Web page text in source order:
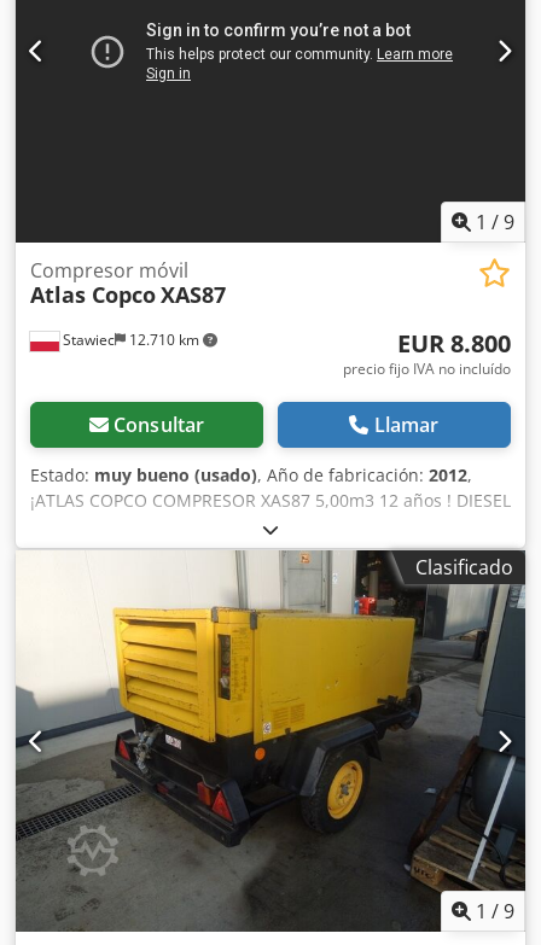
máquina
1 /9
Stawiec 12.710 km
Compresor móvil
Atlas CopcoXAS87
EUR 8.800
precio fijo IVA no incluído
Consultar Llamar
Estado: muy bueno (usado), Año de fabricación: 2012,
¡ATLAS COPCO COMPRESOR XAS87 5,00m3 12 años ! DIESEL
compresor ATLAS COPCO XAS87 máquina después del
servicio Datos técnicos: capacidad 5.00 m3/min; presión de
trabajo 7 Bar; año de producción 2012; Dodpjtyk Tasfx
Apqjkr motor; KUBOTA ¡¡¡kilometraje 1397h!!! compresor
totalmente operativo, listo para trabajar, damos una
garantía precio neto: 37800 zł precio bruto: 46494 zł A
continuación se muestra un enlace a un vídeo que
muestra cómo funciona la máquina
Clasificado
1 /9